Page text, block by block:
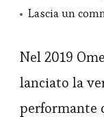
Lascia un
Nel 2019
lanciato la
performante